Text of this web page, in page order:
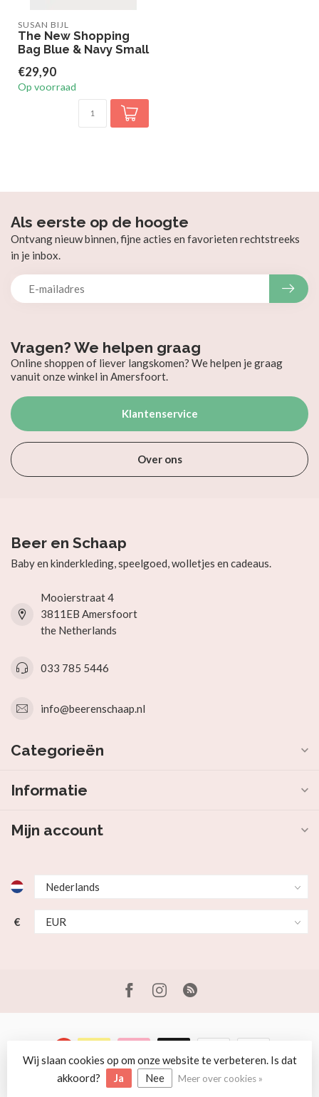
SUSAN BIJL
The New Shopping
Bag Blue & Navy Small
€29,90
Op voorraad
Vragen? We helpen graag
Online shoppen of liever langskomen? We helpen je graag
vanuit onze winkel in Amersfoort.
Klantenservice
Over ons
Als eerste op de hoogte
Ontvang nieuw binnen, fijne acties en favorieten rechtstreeks
in je inbox.
Beer en Schaap
Baby en kinderkleding, speelgoed, wolletjes en cadeaus.
Mooierstraat 4
3811EB Amersfoort
the Netherlands
033 785 5446
info@beerenschaap.nl
Categorieën
Informatie
Mijn account
€
© Copyright 2026 Beer en Schaap
Wij slaan cookies op om onze website te verbeteren. Is dat
akkoord?
Ja Nee Meer over cookies »